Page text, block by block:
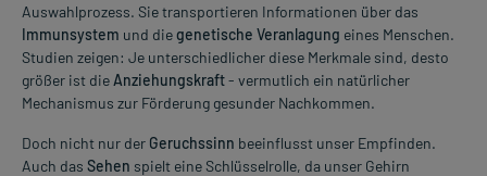
Auswahlprozess. Sie transportieren Informationen über das
Immunsystem und diegenetische Veranlagung eines Menschen.
Studien zeigen: Je unterschiedlicher diese Merkmale sind, desto
größer ist die Anziehungskraft- vermutlich ein natürlicher
Mechanismus zur Förderung gesunder Nachkommen.
Doch nicht nur der Geruchssinn beeinflusst unser Empfinden.
Auch das Sehen spielt eine Schlüsselrolle, da unser Gehirn